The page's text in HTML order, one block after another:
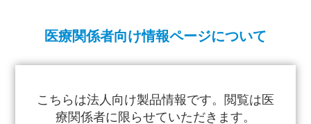
医療関係者向け情報ページについて
こちらは法人向け製品情報です。閲覧は医
療関係者に限らせていただきます。